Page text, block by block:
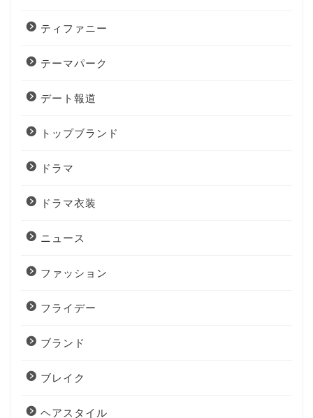
ティファニー
テーマパーク
デート報道
トップブランド
ドラマ
ドラマ衣装
ニュース
ファッション
フライデー
ブランド
ブレイク
ヘアスタイル